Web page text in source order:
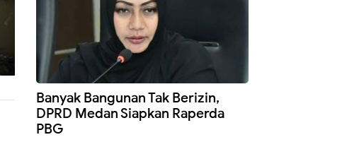
Banyak Bangunan Tak Berizin,
DPRD Medan Siapkan Raperda
PBG